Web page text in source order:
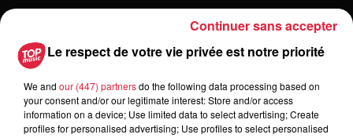
Le respect de votre vie privée est notre priorité
We and our (447) partnersdo the following data processing based on
your consent and/or our legitimate interest: Store and/or access
information on a device; Use limited data to select advertising; Create
profiles for personalised advertising; Use profiles to select personalised
Continuer sans accepter